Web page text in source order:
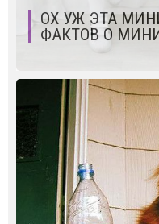
ОХ УЖ ЭТА
ФАКТОВ О